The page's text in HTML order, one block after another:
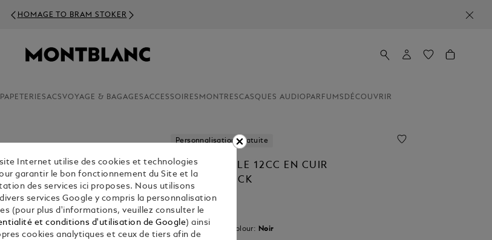
HOMAGE TO BRAM STOKER
SACSVOYAGE & BAGAGESACCESSOIRES MONTRESCASQUES AUDIO PARFUMS DÉCOUVRIR
Personnalisation Gratuite
PORTEFEUILLE 12CC EN CUIR
MEISTERSTÜCK
€ 460.00
Sélectionnez un Colour: Noir
Internet utilise des cookies et technologies
garantir le bon fonctionnement du Site et la
des services ici proposes. Nous utilisons
services Google y compris la personnalisation
(pour plus d'informations, veuillez consulter le
et conditions d'utilisation de Google) ainsi
cookies analytiques et ceux de tiers afin de